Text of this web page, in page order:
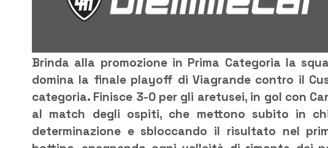
Brinda alla promozione in Prima Categoria la
domina la finale playoff di Viagrande contro il
categoria. Finisce 3-0 per gli aretusei, in gol con
al match degli ospiti, che mettono subito in
determinazione e sbloccando il risultato nel